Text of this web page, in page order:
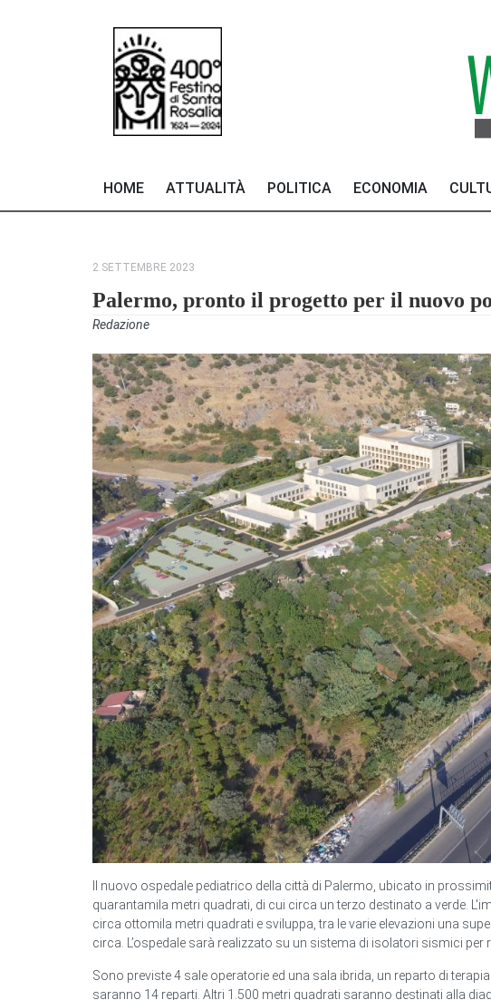
HOME ATTUALITÀ POLITICA ECONOMIA
2 SETTEMBRE 2023
Palermo, pronto il progetto per il nuovo
Redazione
Il nuovo ospedale pediatrico della città di Palermo, ubicato in
quarantamila metri quadrati, di cui circa un terzo destinato a verde.
circa ottomila metri quadrati e sviluppa, tra le varie elevazioni una
circa. L’ospedale sarà realizzato su un sistema di isolatori sismici
Sono previste 4 sale operatorie ed una sala ibrida, un reparto di
saranno 14 reparti. Altri 1.500 metri quadrati saranno destinati alla